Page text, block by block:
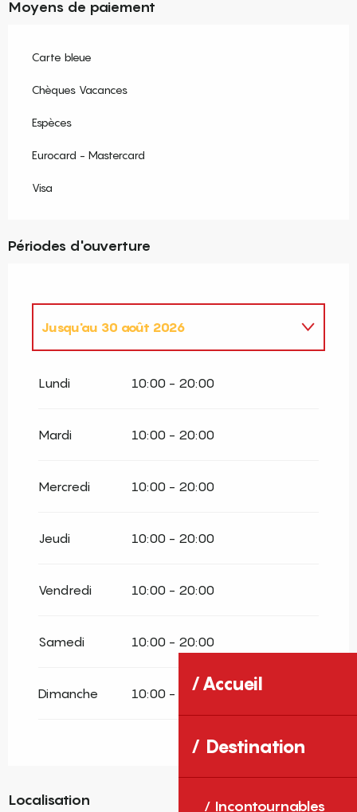
Accueil
Destination
Incontournables
Moyens de paiement
Carte bleue
Chèques Vacances
Espèces
Eurocard - Mastercard
Visa
Périodes d'ouverture
Jusqu'au 30 août 2026
Lundi 10:00 - 20:00
Mardi 10:00 - 20:00
Mercredi 10:00 - 20:00
Jeudi 10:00 - 20:00
Vendredi 10:00 - 20:00
Samedi 10:00 - 20:00
Dimanche 10:00 - 20:00
Localisation